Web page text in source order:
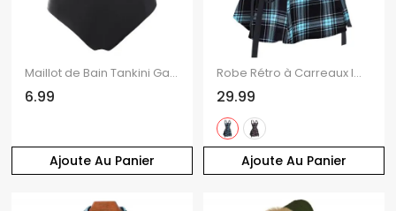
Ajoute Au Panier
Maillot de Bain Tankini Gainant Noué Croisé à Carreaux avec Faux Bouton de Plage
6.99
Ajoute Au Panier
Robe Rétro à Carreaux Imprimé à Demi-Zip sans Manches Bouclée Ajustable à Lacets
29.99